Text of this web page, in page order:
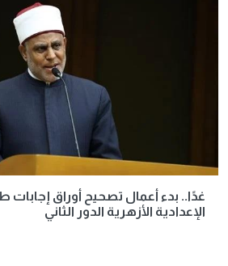
غدًا.. بدء أعمال تصحيح أوراق
الإعدادية الأزهرية الدور الثاني